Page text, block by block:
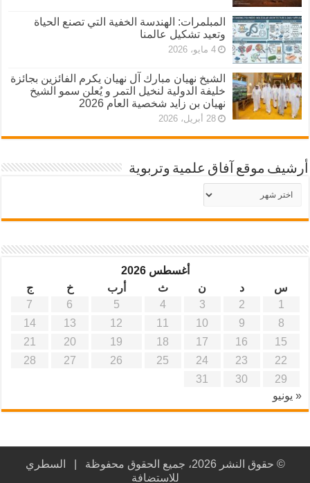
المبلمرات: الهندسة الخفية التي تصنع الحياة
وتعيد تشكيل عالمنا
4 مايو، 2026
الشيخ نهيان مبارك آل نهيان يكرم الفائزين بجائزة
خليفة الدولية لنخيل التمر و يُعلن سمو الشيخ
نهيان بن زايد شخصية العام 2026
28 أبريل، 2026
أرشيف موقع آفاق علمية وتربوية
أرشيف
موقع
أغسطس 2026
س
د ن ث أرب خ
ج
1
2
3
4
5
6
7
8
9
10
11
12
13
14
15
16
17
18
19
20
21
22
23
24
25
26
27
28
29
30
31
« يونيو
© حقوق النشر 2026، جميع الحقوق محفوظة |
السطري
للاستضافة